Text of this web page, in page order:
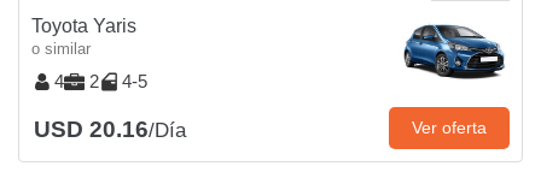
Toyota Yaris
o similar
4 2 4-5
USD 20.16/Día Ver oferta